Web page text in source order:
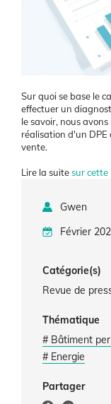
Contenu
Sur quoi se base le
effectuer un
le savoir, nous
réalisation d'un
vente.
Lire la suitesur cette
Gwen
Février
Catégorie(s)
Revue de
Thématique
# Bâtiment
# Energie
Partager